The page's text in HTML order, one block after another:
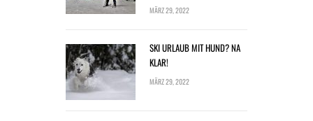
MÄRZ 29, 2022
SKI URLAUB MIT HUND? NA
KLAR!
MÄRZ 29, 2022